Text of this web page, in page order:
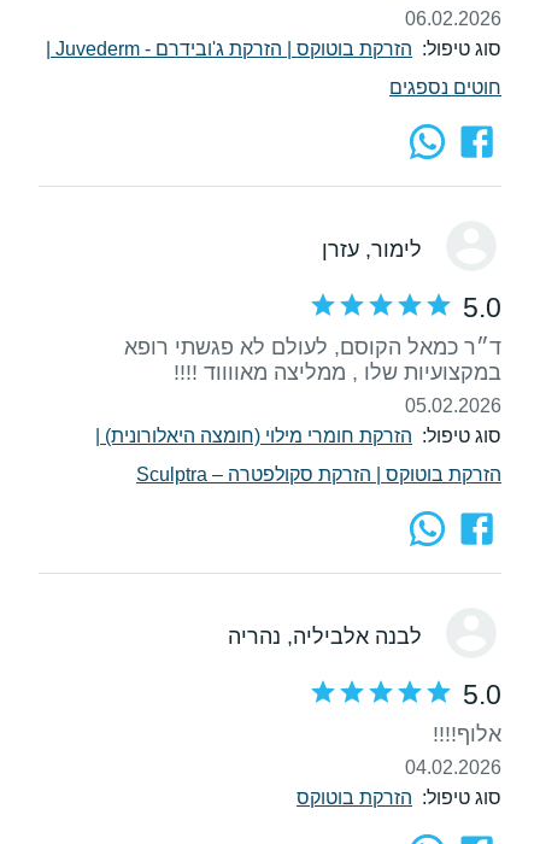
06.02.2026
סוג טיפול: הזרקת בוטוקס הזרקת ג'ובידרם - Juvederm
חוטים נספגים
לימור, עזרן
5.0
ד״ר כמאל הקוסם, לעולם לא פגשתי רופא
במקצועיות שלו , ממליצה מאווווד !!!!
05.02.2026
סוג טיפול: הזרקת חומרי מילוי (חומצה היאלורונית)
הזרקת בוטוקס
הזרקת סקולפטרה – Sculptra
לבנה אלביליה, נהריה
5.0
אלוף!!!!
04.02.2026
סוג טיפול: הזרקת בוטוקס